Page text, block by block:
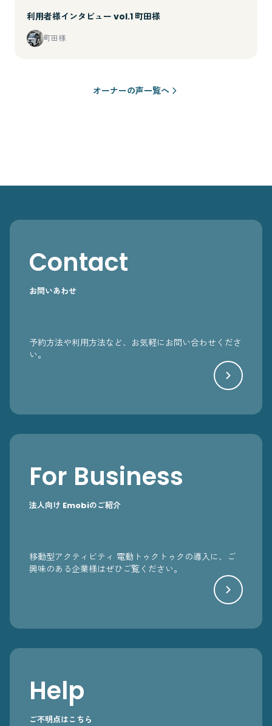
利用者様インタビュー vol.1 町田様
町田様
オーナーの声一覧へ
Contact
お問いあわせ
予約方法や利用方法など、お気軽にお問い合わせくださ
い。
For Business
法人向け Emobiのご紹介
移動型アクティビティ 電動トゥクトゥクの導入に、ご
興味のある企業様はぜひご覧ください。
Help
ご不明点はこちら